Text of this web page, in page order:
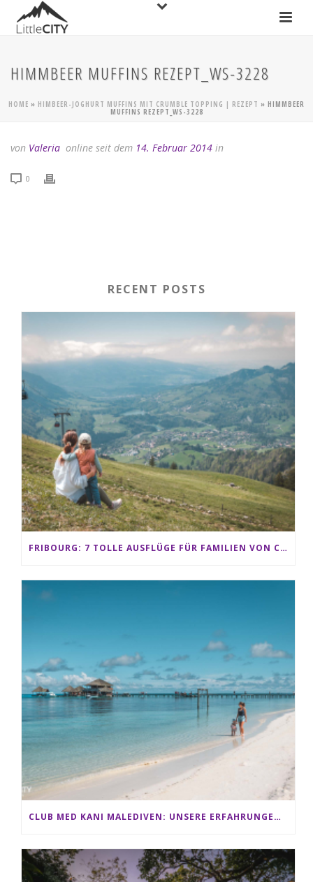
HIMMBEER MUFFINS REZEPT_WS-3228
HOME » HIMBEER-JOGHURT MUFFINS MIT CRUMBLE TOPPING | REZEPT » HIMMBEER
MUFFINS REZEPT_WS-3228
von Valeria online seit dem 14. Februar 2014 in
0
RECENT POSTS
FRIBOURG: 7 TOLLE AUSFLÜGE FÜR FAMILIEN VON CHARMEY BIS LES PACCOTS
CLUB MED KANI MALEDIVEN: UNSERE ERFAHRUNGEN IM ALL-INCLUSIVE PARADIES